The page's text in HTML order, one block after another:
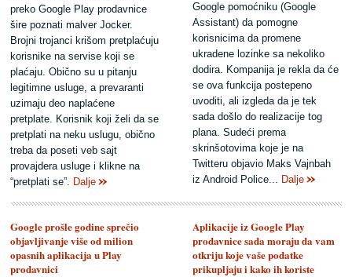
Google pomoćniku (Google
Assistant) da pomogne
korisnicima da promene
ukradene lozinke sa nekoliko
dodira. Kompanija je rekla da će
se ova funkcija postepeno
uvoditi, ali izgleda da je tek
sada došlo do realizacije tog
plana. Sudeći prema
skrinšotovima koje je na
Twitteru objavio Maks Vajnbah
iz Android Police... Dalje
preko Google Play prodavnice
šire poznati malver Jocker.
Brojni trojanci krišom pretplaćuju
korisnike na servise koji se
plaćaju. Obično su u pitanju
legitimne usluge, a prevaranti
uzimaju deo naplaćene
pretplate. Korisnik koji želi da se
pretplati na neku uslugu, obično
treba da poseti veb sajt
provajdera usluge i klikne na
“pretplati se”. Dalje
Aplikacije iz Google Play
prodavnice sada moraju da vam
otkriju koje vaše podatke
prikupljaju i kako ih koriste
Google prošle godine sprečio
objavljivanje više od milion
opasnih aplikacija u Play
prodavnici